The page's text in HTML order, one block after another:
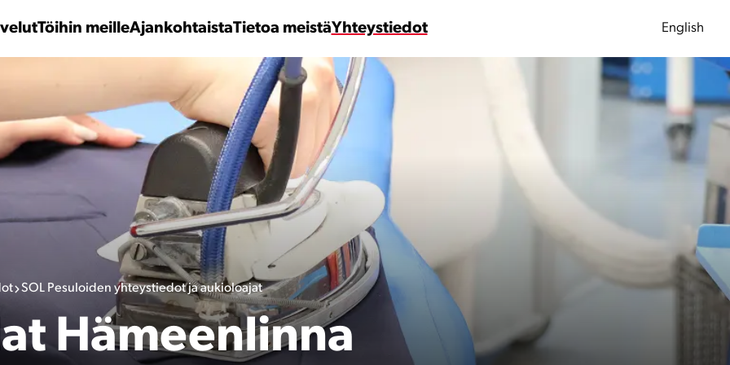
Töihin meilleAjankohtaistaTietoa meistäYhteystiedot English
SOL Pesuloiden yhteystiedot ja aukioloajat
Hämeenlinna